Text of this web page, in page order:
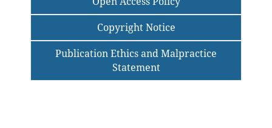
Copyright Notice
Publication Ethics and Malpractice
Statement